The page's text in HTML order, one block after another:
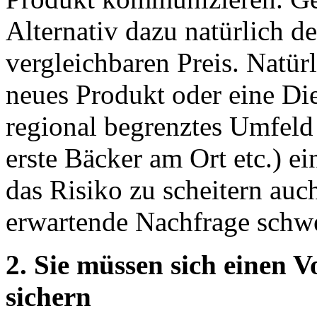
Alternativ dazu natürlich
vergleichbaren Preis.
neues Produkt oder eine
regional begrenztes
erste Bäcker am Ort etc.)
das Risiko zu scheitern
erwartende Nachfrage
2. Sie müssen sich einen
sichern